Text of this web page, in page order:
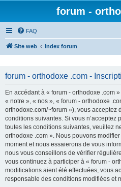
forum -
FAQ
Site web Index forum
forum - orthodoxe .com -
En accédant à « forum - orthodoxe .com
« notre », « nos », « forum - orthodoxe
orthodoxe.com/~forum »), vous acceptez
conditions suivantes. Si vous n’acceptez
toutes les conditions suivantes, veuillez
orthodoxe .com ». Nous pouvons
moment et nous essaierons de vous
nous vous conseillons de vérifier
vous continuez à participer à « forum -
modifications aient été effectuées, vous
responsable des conditions modifiées et